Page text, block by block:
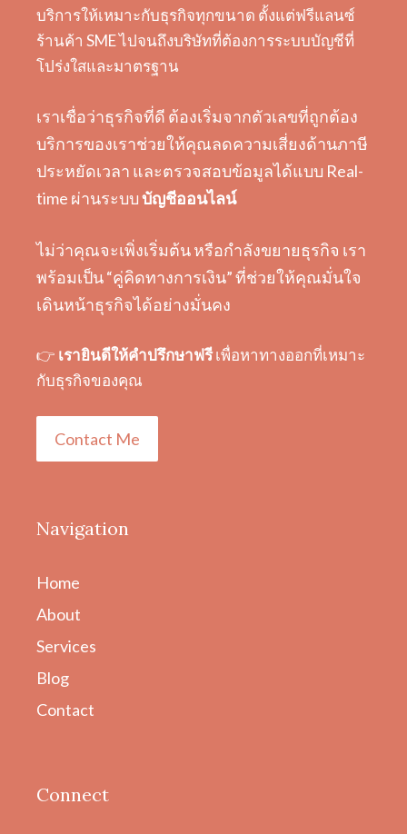
บริการให้เหมาะกับธุรกิจทุกขนาด ตั้งแต่ฟรีแลนซ์
ร้านค้า SME ไปจนถึงบริษัทที่ต้องการระบบบัญชีที่
โปร่งใสและมาตรฐาน
เราเชื่อว่าธุรกิจที่ดี ต้องเริ่มจากตัวเลขที่ถูกต้อง
บริการของเราช่วยให้คุณลดความเสี่ยงด้านภาษี
ประหยัดเวลา และตรวจสอบข้อมูลได้แบบ Real-
time ผ่านระบบบัญชีออนไลน์
ไม่ว่าคุณจะเพิ่งเริ่มต้น หรือกำลังขยายธุรกิจ เรา
พร้อมเป็น “คู่คิดทางการเงิน” ที่ช่วยให้คุณมั่นใจ
เดินหน้าธุรกิจได้อย่างมั่นคง
👉 เรายินดีให้คำปรึกษาฟรีเพื่อหาทางออกที่เหมาะ
กับธุรกิจของคุณ
Contact Me
Navigation
Home
About
Services
Blog
Contact
Connect